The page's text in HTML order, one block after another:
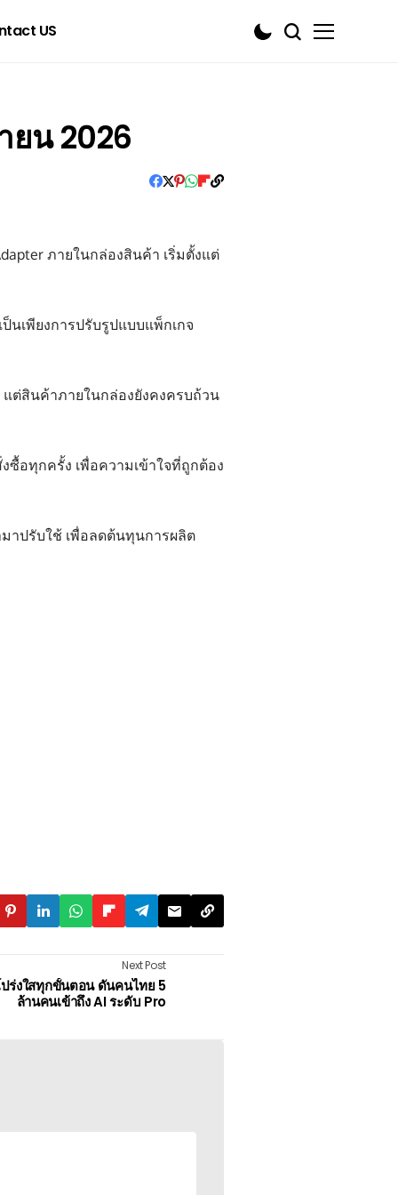
US
ยน 2026
ภายในกล่องสินค้า เริ่มตั้งแต่
นเพียงการปรับรูปแบบแพ็กเกจ
แต่สินค้าภายในกล่องยังคงครบถ้วน
อทุกครั้ง เพื่อความเข้าใจที่ถูกต้อง
าปรับใช้ เพื่อลดต้นทุนการผลิต
Next Post
ร่งใสทุกขั้นตอน ดันคนไทย 5
ล้านคนเข้าถึง AI ระดับ Pro